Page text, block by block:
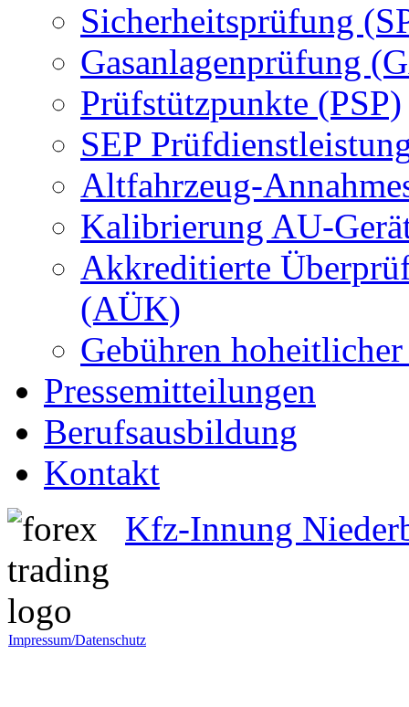
Sicherheitsprüfung
Gasanlagenprüfung
Prüfstützpunkte (PSP)
SEP
Altfahrzeug-
Kalibrierung AU-
Akkreditierte
(AÜK)
Gebühren
Pressemitteilungen
Berufsausbildung
Kontakt
Kfz-Innung
Impressum/Datenschutz